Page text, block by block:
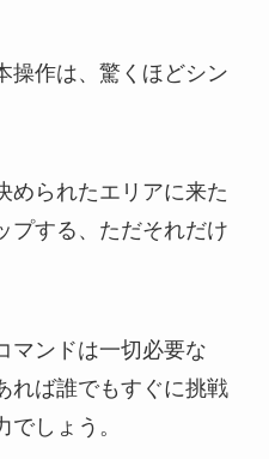
操作は、驚くほどシン
められたエリアに来た
プする、ただそれだけ
マンドは一切必要な
れば誰でもすぐに挑戦
しょう。